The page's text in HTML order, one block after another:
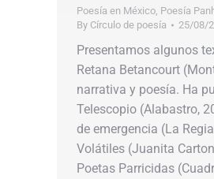
Poesía en México Poesía
By Círculo de poesía 25/08/
Presentamos algunos
Retana Betancourt
narrativa y poesía. Ha
Telescopio (Alabastro,
de emergencia (La
Volátiles (Juanita
Poetas Parricidas